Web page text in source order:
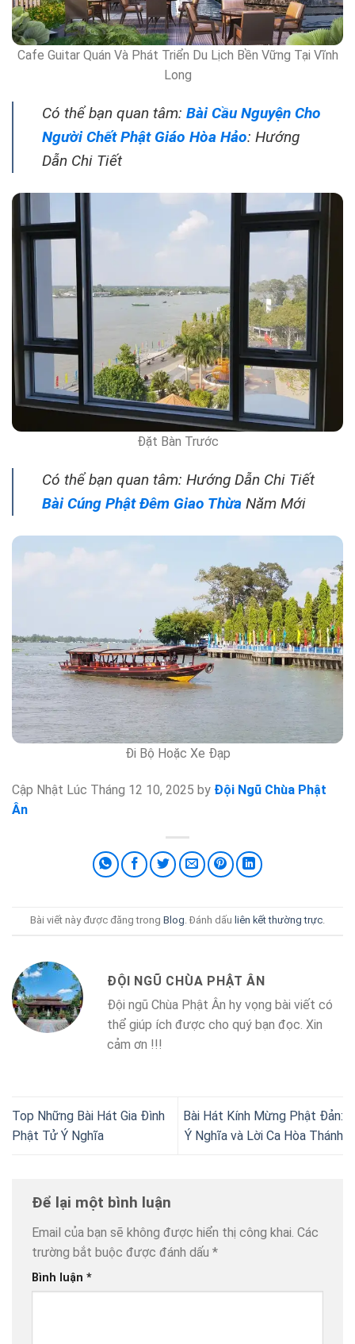
Cafe Guitar Quán Và Phát Triển Du Lịch Bền Vững Tại Vĩnh
Long
Có thể bạn quan tâm: Bài Cầu Nguyện Cho
Người Chết Phật Giáo Hòa Hảo: Hướng
Dẫn Chi Tiết
Đặt Bàn Trước
Có thể bạn quan tâm: Hướng Dẫn Chi Tiết
Bài Cúng Phật Đêm Giao Thừa Năm Mới
Đi Bộ Hoặc Xe Đạp
Cập Nhật Lúc Tháng 12 10, 2025 by Đội Ngũ Chùa Phật
Ân
Bài viết này được đăng trong Blog. Đánh dấu liên kết thường trực.
ĐỘI NGŨ CHÙA PHẬT ÂN
Đội ngũ Chùa Phật Ân hy vọng bài viết có
thể giúp ích được cho quý bạn đọc. Xin
cảm ơn !!!
Top Những Bài Hát Gia Đình
Phật Tử Ý Nghĩa
Bài Hát Kính Mừng Phật Đản:
Ý Nghĩa và Lời Ca Hòa Thánh
Để lại một bình luận
Email của bạn sẽ không được hiển thị công khai. Các
trường bắt buộc được đánh dấu *
Bình luận *